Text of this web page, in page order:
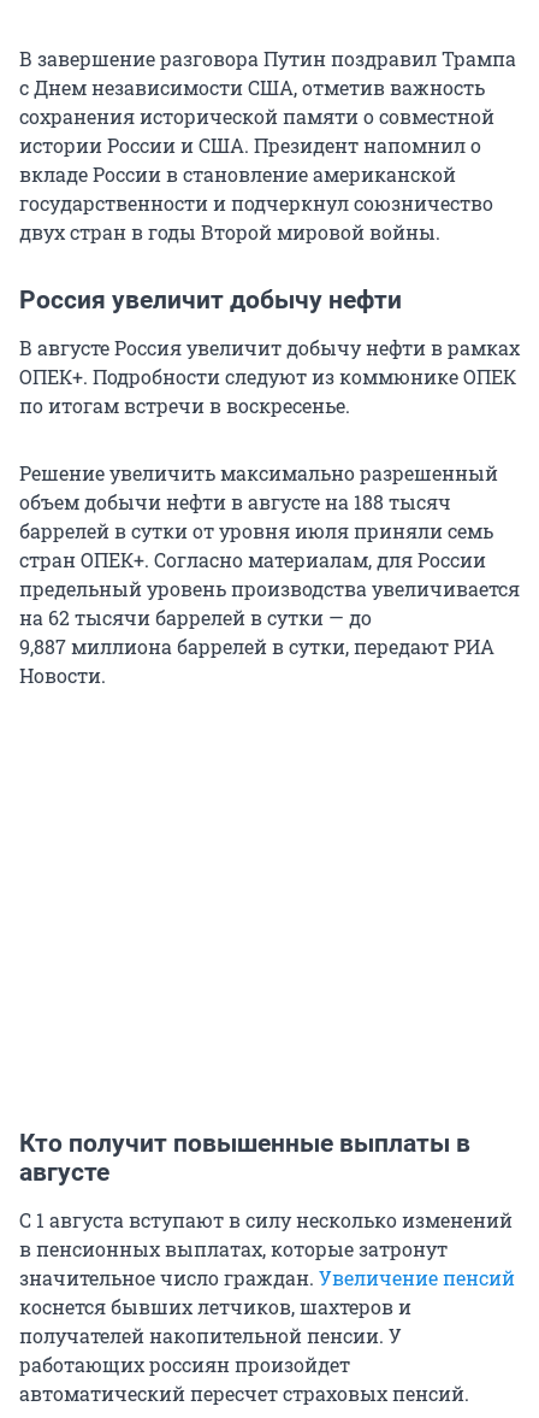
В завершение разговора Путин поздравил Трампа
с Днем независимости США, отметив важность
сохранения исторической памяти о совместной
истории России и США. Президент напомнил о
вкладе России в становление американской
государственности и подчеркнул союзничество
двух стран в годы Второй мировой войны.
Россия увеличит добычу нефти
В августе Россия увеличит добычу нефти в рамках
ОПЕК+. Подробности следуют из коммюнике ОПЕК
по итогам встречи в воскресенье.
Решение увеличить максимально разрешенный
объем добычи нефти в августе на 188 тысяч
баррелей в сутки от уровня июля приняли семь
стран ОПЕК+. Согласно материалам, для России
предельный уровень производства увеличивается
на 62тысячи баррелей в сутки — до
9,887миллиона баррелей в сутки, передают РИА
Новости.
Кто получит повышенные выплаты в
августе
С 1 августа вступают в силу несколько изменений
в пенсионных выплатах, которые затронут
значительное число граждан. Увеличение пенсий
коснется бывших летчиков, шахтеров и
получателей накопительной пенсии. У
работающих россиян произойдет
автоматический пересчет страховых пенсий.